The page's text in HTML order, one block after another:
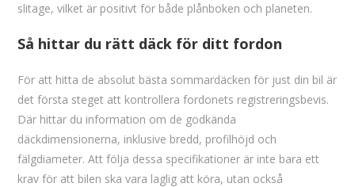
slitage, vilket är positivt för både plånboken och planeten.
Så hittar du rätt däck för ditt fordon
För att hitta de absolut bästa sommardäcken för just din bil är
det första steget att kontrollera fordonets registreringsbevis.
Där hittar du information om de godkända
däckdimensionerna, inklusive bredd, profilhöjd och
fälgdiameter. Att följa dessa specifikationer är inte bara ett
krav för att bilen ska vara laglig att köra, utan också